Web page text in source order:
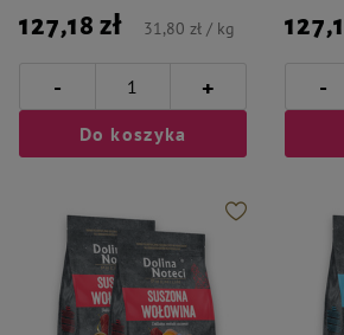
127,18 zł 31,80 zł / kg
- +
Do koszyka
-